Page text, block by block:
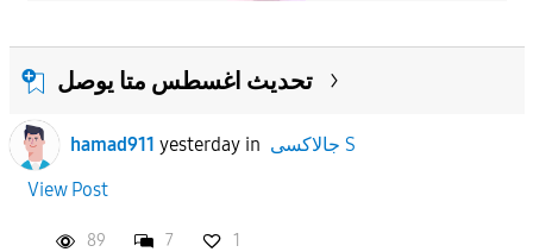
تحديث اغسطس متا يوصل
hamad911 yesterdayin
جالاكسى S
View Post
89 7 1